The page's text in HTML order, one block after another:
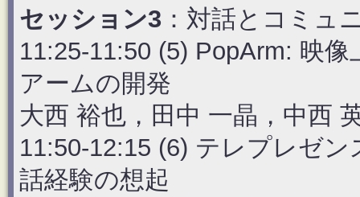
セッション3 ：対話とコミュ
11:25-11:50 (5) PopArm: 映
アームの開発
大西 裕也，田中 一晶，中西
11:50-12:15 (6) テレプレゼ
話経験の想起